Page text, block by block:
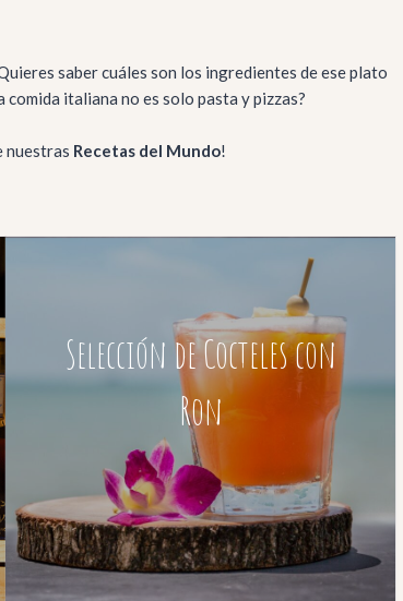
saber cuáles son los ingredientes de ese plato
italiana no es solo pasta y pizzas?
nuestras Recetas del Mundo!
Selección de Cocteles con
Ron